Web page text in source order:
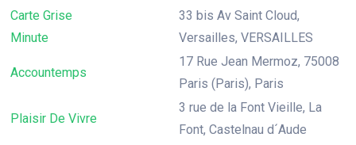
Carte Grise
Minute
33 bis Av Saint Cloud,
Versailles, VERSAILLES
Accountemps
17 Rue Jean Mermoz, 75008
Paris (Paris), Paris
Plaisir De Vivre
3 rue de la Font Vieille, La
Font, Castelnau d´Aude